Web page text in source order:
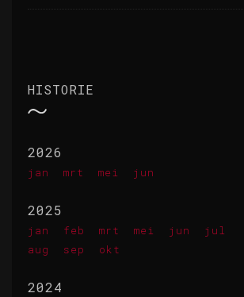
HISTORIE
2026
jan mrt mei jun
2025
jan feb mrt mei jun
jul
aug
sep okt
2024